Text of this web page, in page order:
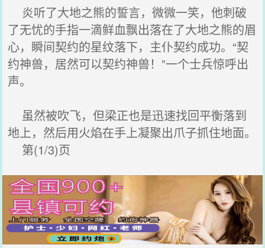
炎听了大地之熊的誓言，微微一笑，他刺破
了无忧的手指一滴鲜血飘出落在了大地之熊的眉
心，瞬间契约的星纹落下，主仆契约成功。“契
约神兽，居然可以契约神兽！”一个士兵惊呼出
声。
虽然被吹飞，但梁正也是迅速找回平衡落到
地上，然后用火焰在手上凝聚出爪子抓住地面。
第(1/3)页